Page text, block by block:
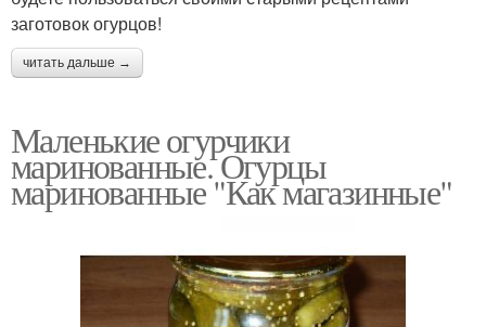
заготовок огурцов!
читать дальше →
Маленькие огурчики
маринованные. Огурцы
маринованные "Как магазинные"